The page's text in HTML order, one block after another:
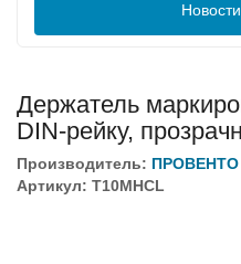
С 3–4 ноября 2025 г.
товара производиться не
ИБП с мощным зарядным
масштабируемым временем
зависимости от
Новости
Держатель
DIN-рейку,
Производитель: ПРОВЕНТО
Артикул: T10MHCL